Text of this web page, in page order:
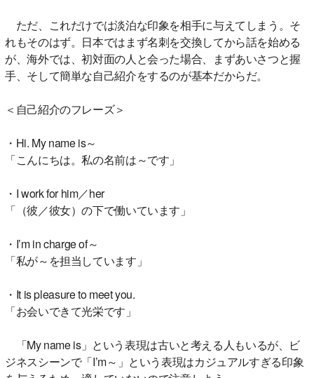
ただ、これだけでは淡泊な印象を相手に与えてしまう。そ
れもそのはず。日本ではまず名刺を交換してから話を始める
が、海外では、初対面の人と会った場合、まずあいさつと握
手、そして簡単な自己紹介をするのが基本だからだ。
＜自己紹介のフレーズ＞
・Hi. My name is～
「こんにちは。私の名前は～です」
・I work for him／her
「（彼／彼女）の下で働いています」
・I’m in charge of～
「私が～を担当しています」
・It is pleasure to meet you.
「お会いできて光栄です」
「My name is」という表現は古いと考える人もいるが、ビ
ジネスシーンで「I’m～」という表現はカジュアルすぎる印象